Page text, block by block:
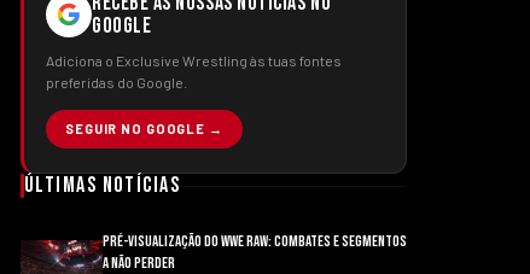
GOOGLE
Adiciona o Exclusive Wrestling às tuas fontes
preferidas do Google.
SEGUIR NO GOOGLE →
Últimas Notícias
PRÉ-VISUALIZAÇÃO DO WWE RAW: COMBATES E SEGMENTOS
A NÃO PERDER